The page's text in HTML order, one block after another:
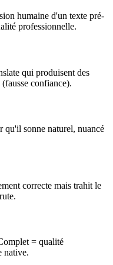
humaine d'un texte pré-
professionnelle.
qui produisent des
confiance).
qu'il sonne naturel, nuancé
correcte mais trahit le
= qualité
native.